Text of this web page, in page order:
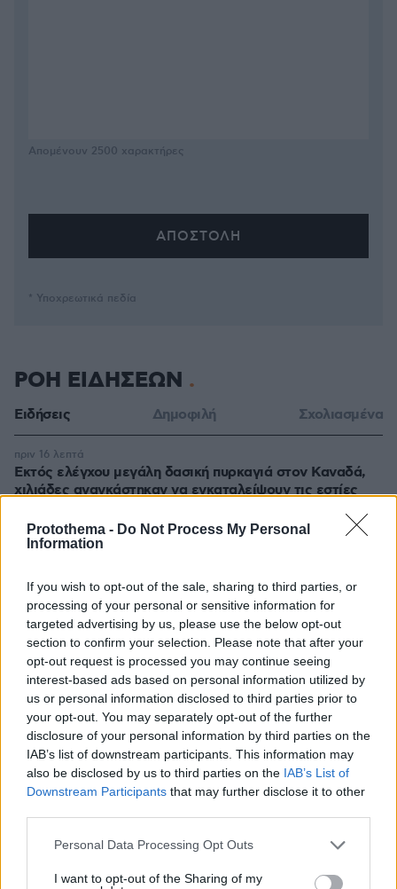
Protothema - Do Not Process My Personal
Information
If you wish to opt-out of the sale, sharing to third parties, or
processing of your personal or sensitive information for
targeted advertising by us, please use the below opt-out
section to confirm your selection. Please note that after your
opt-out request is processed you may continue seeing
interest-based ads based on personal information utilized by
us or personal information disclosed to third parties prior to
your opt-out. You may separately opt-out of the further
disclosure of your personal information by third parties on the
IAB’s list of downstream participants. This information may
also be disclosed by us to third parties on the IAB’s List of
Downstream Participants that may further disclose it to other
Please note that this website/app uses one or more Google
not limited to your visit or usage behaviour. You may click to
Personal Data Processing Opt Outs
I want to opt-out of the Sharing of my
Απομένουν 2500 χαρακτήρες
* Υποχρεωτικά πεδία
ΡΟΗ ΕΙΔΗΣΕΩΝ
Ειδήσεις Δημοφιλή Σχολιασμένα
Εκτός ελέγχου μεγάλη δασική πυρκαγιά στον Καναδά,
χιλιάδες αναγκάστηκαν να εγκαταλείψουν τις εστίες
πριν 16 λεπτά
Ποιοι μπορεί να είναι οι λόγοι που μια γάτα τινάζεται
πριν 29 λεπτά
Πολύτεκνες οικογένειες: Μόλις 23.097 στην Ελλάδα –
Πόσες έχουν πάνω από 6 παιδιά
πριν 44 λεπτά
Δύο θάνατοι λουομένων το Σάββατο σε Λέσβο και
Σιθωνία
πριν μία ώρα
Μαγειρεύουμε με αυγά: 7 συνταγές που …τα σπάνε
πριν μία ώρα
Γερμανία: Μη επανδρωμένα αεροσκάφη εθεάθησαν
08.08.2026, 23:56
Θετικές οι συνομιλίες με το Ιράν για τα Στενά του
Ορμούζ, λέει το Ομάν
08.08.2026, 23:53